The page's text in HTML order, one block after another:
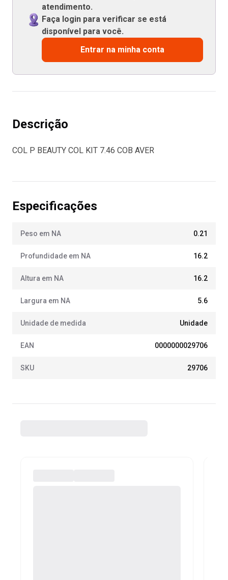
atendimento.
Faça login para verificar se está
disponível para você.
Entrar na minha conta
Descrição
COL P BEAUTY COL KIT 7.46 COB AVER
Especificações
Peso em NA 0.21
Profundidade em NA 16.2
Altura em NA 16.2
Largura em NA 5.6
Unidade de medida Unidade
EAN 0000000029706
SKU 29706